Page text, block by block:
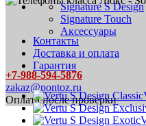
Signature S Design
Signature Touch
Аксессуары
Контакты
Доставка и оплата
Гарантия
+7-988-594-5876
zakaz@pontoz.ru
Оплата после проверки